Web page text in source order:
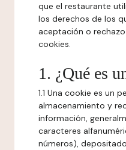
que el restaurante
los derechos de los
aceptación o
cookies.
1. ¿Qué es
1.1 Una cookie es un
almacenamiento y
información,
caracteres
números),